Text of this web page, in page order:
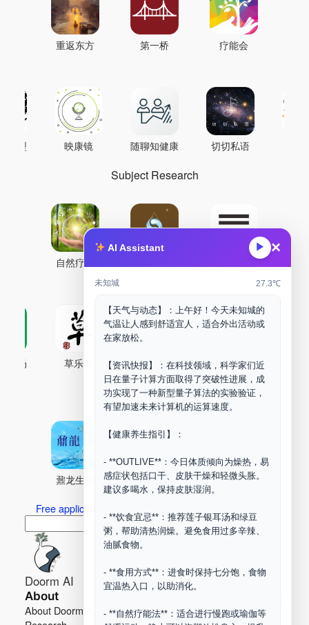
AI Assistant ▶ ×
未知城 27.3℃
【天气与动态】：上午好！今天未知城的
气温让人感到舒适宜人，适合外出活动或
在家放松。
【资讯快报】：在科技领域，科学家们近
日在量子计算方面取得了突破性进展，成
功实现了一种新型量子算法的实验验证，
有望加速未来计算机的运算速度。
【健康养生指引】：
- **OUTLIVE**：今日体质倾向为燥热，易
感症状包括口干、皮肤干燥和轻微头胀。
建议多喝水，保持皮肤湿润。
- **饮食宜忌**：推荐莲子银耳汤和绿豆
粥，帮助清热润燥。避免食用过多辛辣、
油腻食物。
- **食用方式**：进食时保持七分饱，食物
宜温热入口，以助消化。
- **自然疗能法**：适合进行慢跑或瑜伽等
重返东方 第一桥 疗能会
模型 映康镜 随聊知健康 切切私语
Subject Research
自然疗能 鼐龙实验室
药场 草乐村 中药剂合成 DOORM
Maker Space
鼐龙生物 PLM 商兑园
Free application for “Healing Association Membership”
索
Search
Doorm AI
About
About Doorm AI
Privacy